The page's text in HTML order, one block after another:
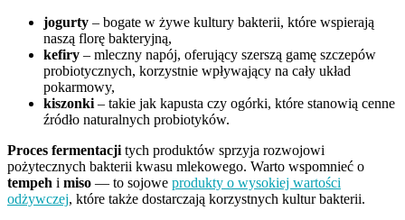
jogurty – bogate w żywe kultury bakterii, które wspierają
naszą florę bakteryjną,
kefiry – mleczny napój, oferujący szerszą gamę szczepów
probiotycznych, korzystnie wpływający na cały układ
pokarmowy,
kiszonki – takie jak kapusta czy ogórki, które stanowią cenne
źródło naturalnych probiotyków.
Proces fermentacji tych produktów sprzyja rozwojowi
pożytecznych bakterii kwasu mlekowego. Warto wspomnieć o
tempeh i miso — to sojowe produkty o wysokiej wartości
odżywczej, które także dostarczają korzystnych kultur bakterii.